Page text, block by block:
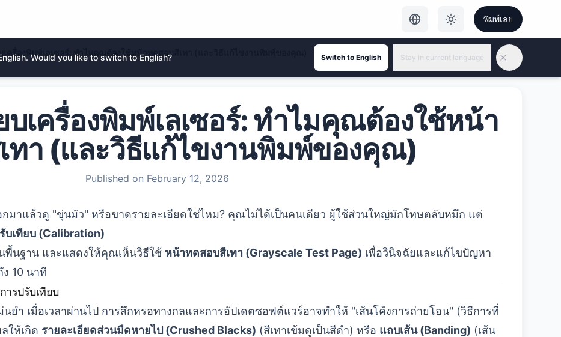
พิมพ์เลย
Would you like to switch to English? Switch to English Stay in current language
บเครื่องพิมพ์เลเซอร์: ทำไมคุณต้องใช้หน้าทดสอบสีเทา (และวิธีแก้ไขงานพิมพ์ของคุณ)
บเครื่องพิมพ์เลเซอร์: ทำไมคุณต้องใช้หน้า
ทา (และวิธีแก้ไขงานพิมพ์ของคุณ)
Published on February 12, 2026
กมาแล้วดู "ขุ่นมัว" หรือขาดรายละเอียดใช่ไหม? คุณไม่ได้เป็นคนเดียว ผู้ใช้ส่วนใหญ่มักโทษตลับหมึก แต่
บเทียบ (Calibration)
พื้นฐาน และแสดงให้คุณเห็นวิธีใช้ หน้าทดสอบสีเทา (Grayscale Test Page) เพื่อวินิจฉัยและแก้ไขปัญหา
10 นาที
ารปรับเทียบ
ยำ เมื่อเวลาผ่านไป การสึกหรอทางกลและการอัปเดตซอฟต์แวร์อาจทำให้ "เส้นโค้งการถ่ายโอน" (วิธีการที่
ให้เกิด รายละเอียดส่วนมืดหายไป (Crushed Blacks) (สีเทาเข้มดูเป็นสีดำ) หรือ แถบเส้น (Banding) (เส้น